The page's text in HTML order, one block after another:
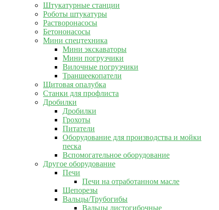
Штукатурные станции
Роботы штукатуры
Растворонасосы
Бетононасосы
Мини спецтехника
Мини экскаваторы
Мини погрузчики
Вилочные погрузчики
Траншеекопатели
Щитовая опалубка
Станки для профлиста
Дробилки
Дробилки
Грохоты
Питатели
Оборудование для производства и мойки
песка
Вспомогательное оборудование
Другое оборудование
Печи
Печи на отработанном масле
Щепорезы
Вальцы/Трубогибы
Вальцы листогибочные